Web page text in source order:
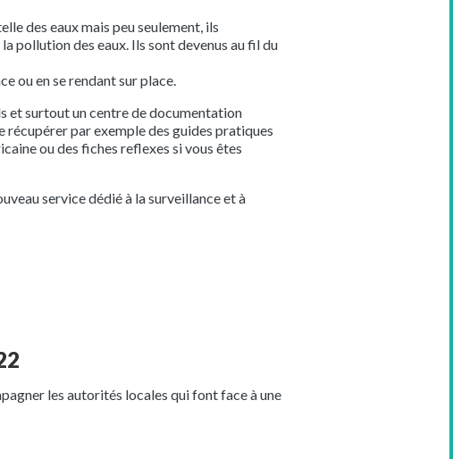
des eaux mais peu seulement, ils
pollution des eaux. Ils sont devenus au fil du
ou en se rendant sur place.
et surtout un centre de documentation
récupérer par exemple des guides pratiques
ou des fiches reflexes si vous êtes
service dédié à la surveillance et à
les autorités locales qui font face à une